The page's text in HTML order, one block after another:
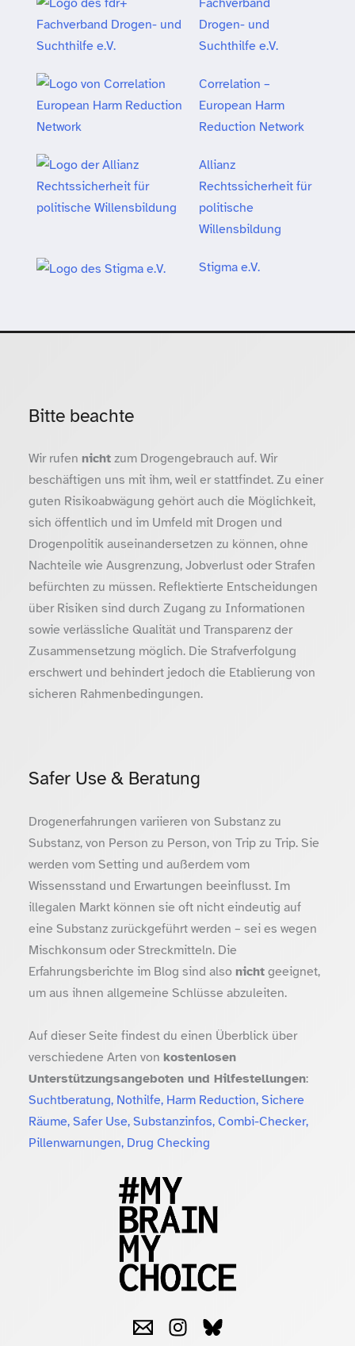
Drogen- und
Suchthilfe e.V.
Correlation –
European Harm
Reduction Network
Allianz
Rechtssicherheit für
politische
Willensbildung
Stigma e.V.
Bitte beachte
Wir rufen nichtzum Drogengebrauch auf. Wir
beschäftigen uns mit ihm, weil er stattfindet. Zu einer
guten Risikoabwägung gehört auch die Möglichkeit,
sich öffentlich und im Umfeld mit Drogen und
Drogenpolitik auseinandersetzen zu können, ohne
Nachteile wie Ausgrenzung, Jobverlust oder Strafen
befürchten zu müssen. Reflektierte Entscheidungen
über Risiken sind durch Zugang zu Informationen
sowie verlässliche Qualität und Transparenz der
Zusammensetzung möglich. Die Strafverfolgung
erschwert und behindert jedoch die Etablierung von
sicheren Rahmenbedingungen.
Safer Use & Beratung
Drogenerfahrungen variieren von Substanz zu
Substanz, von Person zu Person, von Trip zu Trip. Sie
werden vom Setting und außerdem vom
Wissensstand und Erwartungen beeinflusst. Im
illegalen Markt können sie oft nicht eindeutig auf
eine Substanz zurückgeführt werden – sei es wegen
Mischkonsum oder Streckmitteln. Die
Erfahrungsberichte im Blog sind also nichtgeeignet,
um aus ihnen allgemeine Schlüsse abzuleiten.
Auf dieser Seite findest du einen Überblick über
verschiedene Arten von kostenlosen
Unterstützungsangeboten und Hilfestellungen:
Suchtberatung, Nothilfe, Harm Reduction, Sichere
Räume, Safer Use, Substanzinfos, Combi-Checker,
Pillenwarnungen, Drug Checking